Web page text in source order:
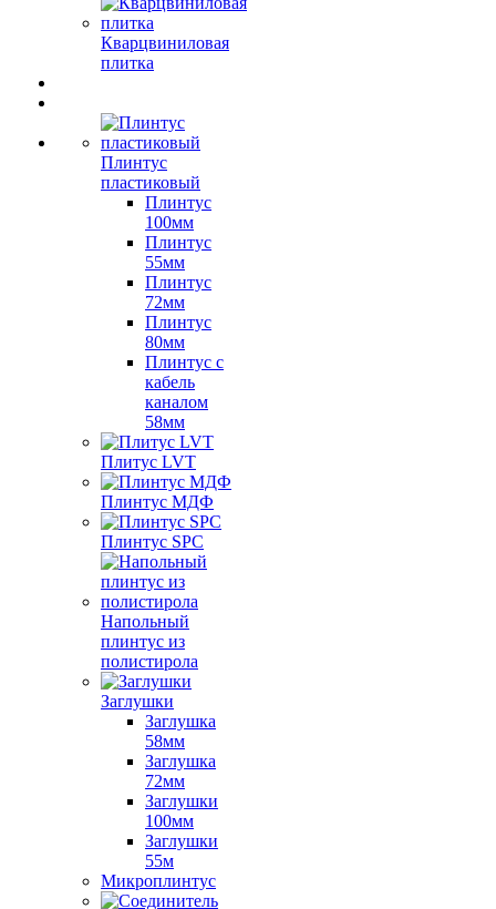
Кварцвиниловая
плитка
Плинтус
пластиковый
Плинтус
100мм
Плинтус
55мм
Плинтус
72мм
Плинтус
80мм
Плинтус с
кабель
каналом
58мм
Плитус LVT
Плинтус МДФ
Плинтус SPC
Напольный
плинтус из
полистирола
Заглушки
Заглушка
58мм
Заглушка
72мм
Заглушки
100мм
Заглушки
55м
Микроплинтус